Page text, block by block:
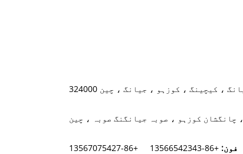
فون: +86-13566542343
+86-13567075427